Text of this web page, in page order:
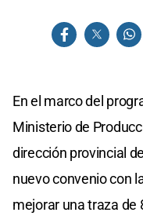
En el marco del
Ministerio de
dirección provincial
nuevo convenio con
mejorar una traza de